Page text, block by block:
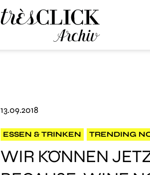
13.09.2018
ESSEN & TRINKEN TRENDING
WIR KÖNNEN